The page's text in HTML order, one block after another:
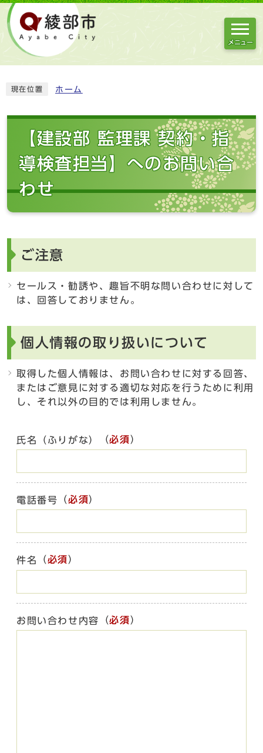
メニュー
現在位置 ホーム
【建設部 監理課 契約・指
導検査担当】へのお問い合
わせ
ご注意
セールス・勧誘や、趣旨不明な問い合わせに対して
は、回答しておりません。
個人情報の取り扱いについて
取得した個人情報は、お問い合わせに対する回答、
またはご意見に対する適切な対応を行うために利用
し、それ以外の目的では利用しません。
氏名（ふりがな） （必須）
電話番号 （必須）
件名 （必須）
お問い合わせ内容 （必須）